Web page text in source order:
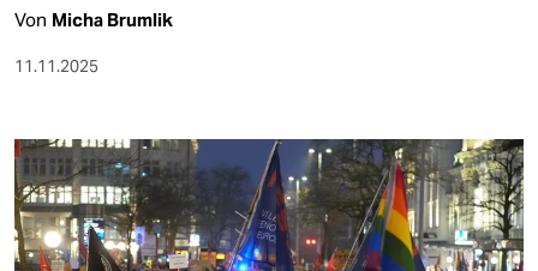
Von Micha Brumlik
11.11.2025